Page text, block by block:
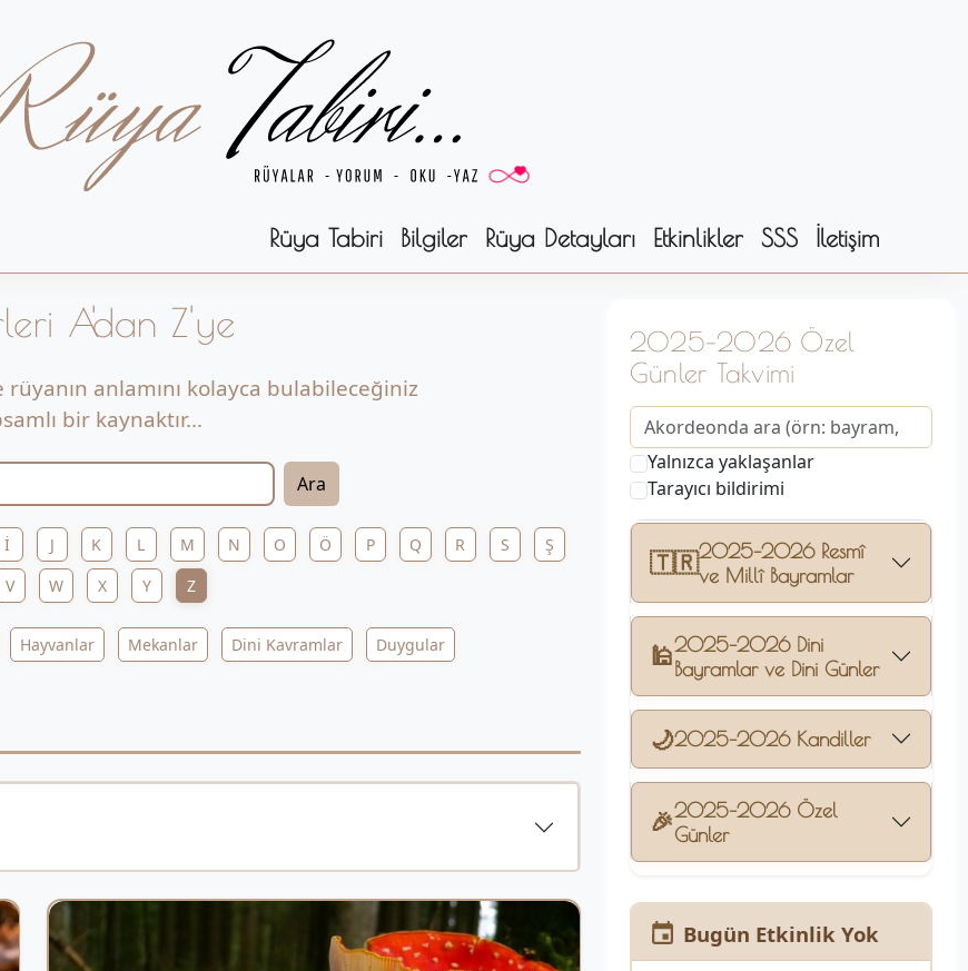
Rüya Tabiri Bilgiler Rüya Detayları Etkinlikler SSS İletişim
A'dan Z'ye
anlamını kolayca bulabileceğiniz
bir kaynaktır...
Ara
İ J K L M N O Ö P Q R S
Ş
V W X Y Z
Hayvanlar Mekanlar Dini Kavramlar Duygular
2025–2026 Özel
Günler Takvimi
Yalnızca yaklaşanlar
Tarayıcı bildirimi
🇹🇷2025–2026 Resmî
ve Millî Bayramlar
🕌2025–2026 Dini
Bayramlar ve Dini Günler
🌙2025–2026 Kandiller
🎉2025–2026 Özel
Günler
Bugün Etkinlik Yok